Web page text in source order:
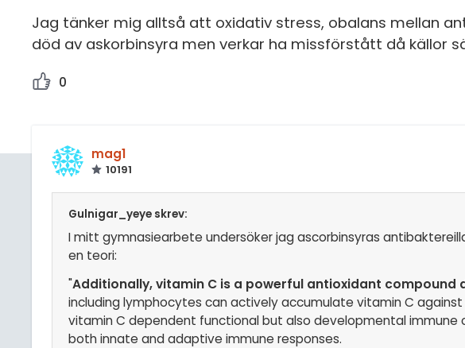
Jag tänker mig alltså att oxidativ stress, obalans mellan
död av askorbinsyra men verkar ha missförstått då källor
0
mag1
10191
Gulnigar_yeye skrev:
I mitt gymnasiearbete undersöker jag ascorbinsyras
en teori:
"Additionally, vitamin C is a powerful antioxidant
including lymphocytes can actively accumulate vitamin C
vitamin C dependent functional but also developmental
both innate and adaptive immune responses.